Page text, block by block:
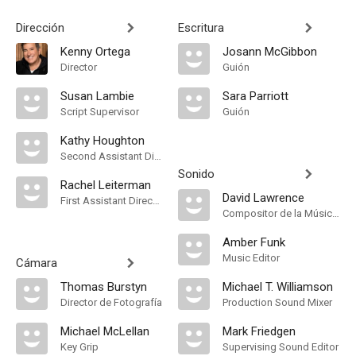
Dirección
Kenny Ortega
Director
Susan Lambie
Script Supervisor
Kathy Houghton
Second Assistant Director
Rachel Leiterman
First Assistant Director
Cámara
Thomas Burstyn
Director de Fotografía
Michael McLellan
Key Grip
Escritura
Josann McGibbon
Guión
Sara Parriott
Guión
Sonido
David Lawrence
Compositor de la Música Original
Amber Funk
Music Editor
Michael T. Williamson
Production Sound Mixer
Mark Friedgen
Supervising Sound Editor